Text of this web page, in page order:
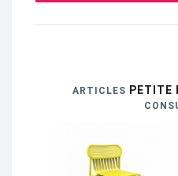
ARTICLES PETITE